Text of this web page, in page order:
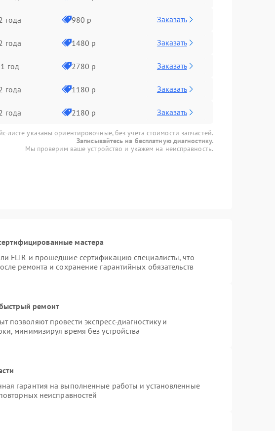
года 980 р Заказать
года 1480 р Заказать
1 год 2780 р Заказать
года 1180 р Заказать
года 2180 р Заказать
листе указаны ориентировочные, без учета стоимости запчастей.
Записывайтесь на бесплатную диагностику.
Мы проверим ваше устройство и укажем на неисправность.
мастера
FLIR и прошедшие сертификацию специалисты, что
ремонта и сохранение гарантийных обязательств
ремонт
позволяют провести экспресс-диагностику и
минимизируя время без устройства
гарантия на выполненные работы и установленные
неисправностей